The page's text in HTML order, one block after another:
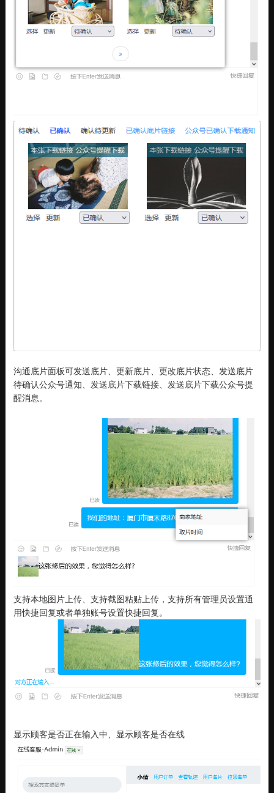
沟通底片面板可发送底片、更新底片、更改底片状态、发送底片
待确认公众号通知、发送底片下载链接、发送底片下载公众号提
醒消息。
支持本地图片上传、支持截图粘贴上传，支持所有管理员设置通
用快捷回复或者单独账号设置快捷回复。
显示顾客是否正在输入中、显示顾客是否在线